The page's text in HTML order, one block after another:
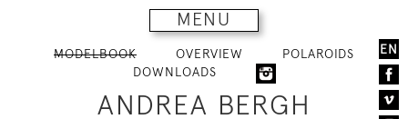
MENU
EN
MODELBOOK OVERVIEW
POLAROIDS
DOWNLOADS
ANDREA BERGH